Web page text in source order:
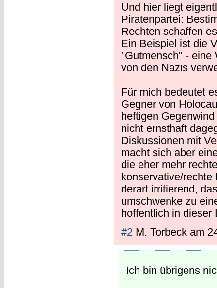
Und hier liegt
Piratenpartei:
Rechten schaffen
Ein Beispiel ist die
"Gutmensch" - eine
von den Nazis
Für mich bedeutet
Gegner von
heftigen
nicht ernsthaft
Diskussionen mit
macht sich aber
die eher mehr
konservative/rechte
derart irritierend,
umschwenke zu
hoffentlich in dieser
#2 M. Torbeck am
Ich bin übrigens